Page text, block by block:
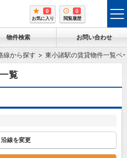
0
お気に入り
0
閲覧履歴
物件検索 お問い合わせ
線から探す 東小諸駅の賃貸物件一覧ペ
覧
沿線を変更